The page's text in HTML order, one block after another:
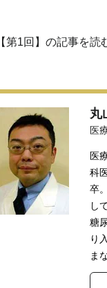
【第1回】の記事を読
丸
医
医
科
卒
し
糖
り
ま